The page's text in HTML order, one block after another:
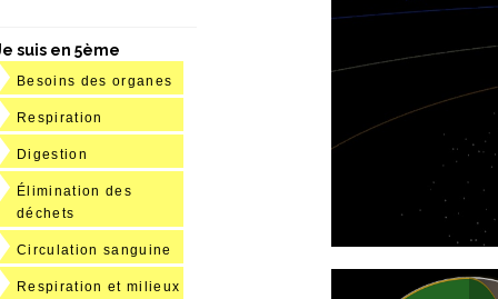
suis en 5ème
Besoins des organes
Respiration
Digestion
Élimination des
déchets
Circulation sanguine
Respiration et milieux